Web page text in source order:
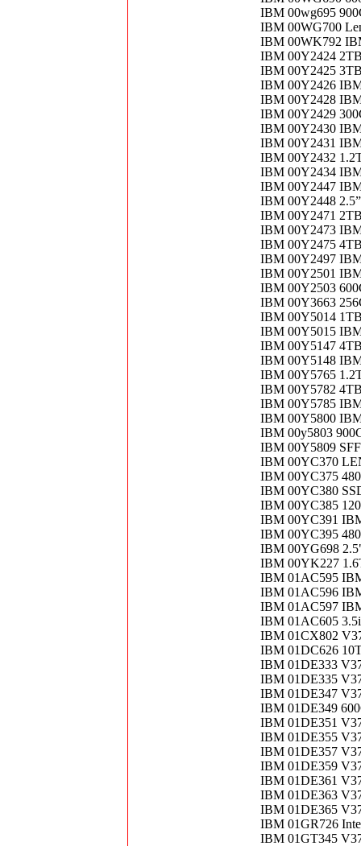
IBM 00wg695
IBM 00WG700
IBM 00WK792
IBM 00Y2424
IBM 00Y2425
IBM 00Y2426
IBM 00Y2428
IBM 00Y2429
IBM 00Y2430
IBM 00Y2431
IBM 00Y2432
IBM 00Y2434
IBM 00Y2447
IBM 00Y2448
IBM 00Y2471
IBM 00Y2473
IBM 00Y2475
IBM 00Y2497
IBM 00Y2501
IBM 00Y2503
IBM 00Y3663
IBM 00Y5014
IBM 00Y5015
IBM 00Y5147
IBM 00Y5148
IBM 00Y5765
IBM 00Y5782
IBM 00Y5785
IBM 00Y5800
IBM 00y5803
IBM 00Y5809
IBM 00YC370
IBM 00YC375
IBM 00YC380
IBM 00YC385
IBM 00YC391
IBM 00YC395
IBM 00YG698
IBM 00YK227
IBM 01AC595
IBM 01AC596
IBM 01AC597
IBM 01AC605
IBM 01CX802
IBM 01DC626
IBM 01DE333
IBM 01DE335
IBM 01DE347
IBM 01DE349
IBM 01DE351
IBM 01DE355
IBM 01DE357
IBM 01DE359
IBM 01DE361
IBM 01DE363
IBM 01DE365
IBM 01GR726
IBM 01GT345